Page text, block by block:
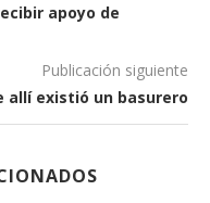
apoyo de
Publicación siguiente
allí existió un basurero